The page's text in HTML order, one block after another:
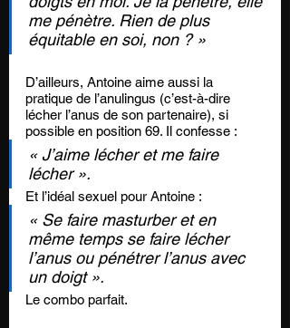
me pénètre. Rien de plus
équitable en soi, non ? »
D’ailleurs, Antoine aime aussi la
pratique de l’anulingus (c’est-à-dire
lécher l’anus de son partenaire), si
possible en position 69. Il confesse :
« J’aime lécher et me faire
lécher ».
Et l’idéal sexuel pour Antoine :
« Se faire masturber et en
même temps se faire lécher
l’anus ou pénétrer l’anus avec
un doigt ».
Le combo parfait.